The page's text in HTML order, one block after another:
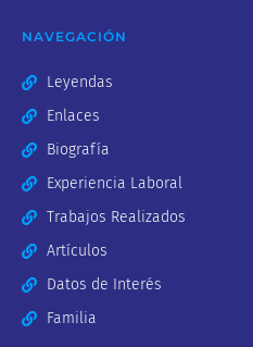
NAVEGACIÓN
Leyendas
Enlaces
Biografía
Experiencia Laboral
Trabajos Realizados
Artículos
Datos de Interés
Familia